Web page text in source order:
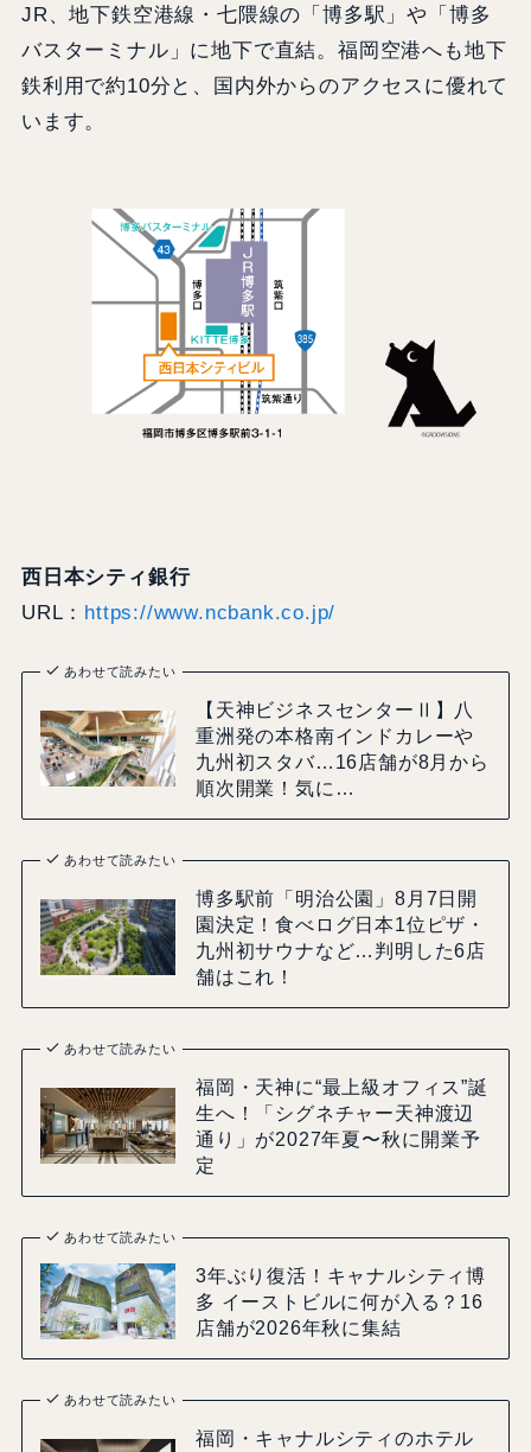
JR、地下鉄空港線・七隈線の「博多駅」や「博多
バスターミナル」に地下で直結。福岡空港へも地下
鉄利用で約10分と、国内外からのアクセスに優れて
います。
西日本シティ銀行
URL： https://www.ncbank.co.jp/
あわせて読みたい
【天神ビジネスセンターⅡ】八
重洲発の本格南インドカレーや
九州初スタバ…16店舗が8月から
順次開業！気に…
あわせて読みたい
博多駅前「明治公園」8月7日開
園決定！食べログ日本1位ピザ・
九州初サウナなど…判明した6店
舗はこれ！
あわせて読みたい
福岡・天神に“最上級オフィス”誕
生へ！「シグネチャー天神渡辺
通り」が2027年夏〜秋に開業予
定
あわせて読みたい
3年ぶり復活！キャナルシティ博
多 イーストビルに何が入る？16
店舗が2026年秋に集結
あわせて読みたい
福岡・キャナルシティのホテル